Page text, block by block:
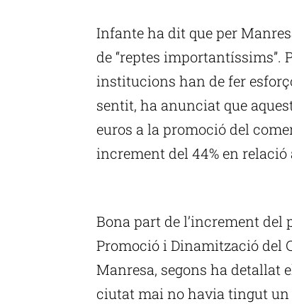
Infante ha dit que per
de “reptes importantíssims”.
institucions han de fer
sentit, ha anunciat que
euros a la promoció del
increment del 44% en relació
Bona part de l’increment del
Promoció i Dinamització del
Manresa, segons ha detallat
ciutat mai no havia tingut un